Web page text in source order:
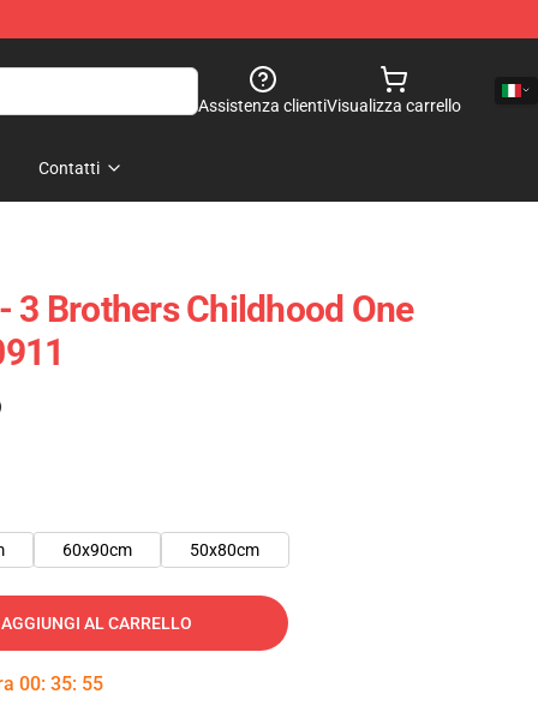
Assistenza clientiVisualizza carrello
Contatti
3 Brothers Childhood One
60x90cm 50x80cm
AGGIUNGI AL CARRELLO
00: 35: 55